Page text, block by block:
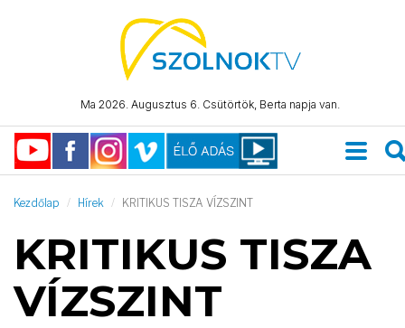
Ma 2026. Augusztus 6. Csütörtök, Berta napja van.
Kezdőlap Hírek KRITIKUS TISZA VÍZSZINT
KRITIKUS TISZA
VÍZSZINT